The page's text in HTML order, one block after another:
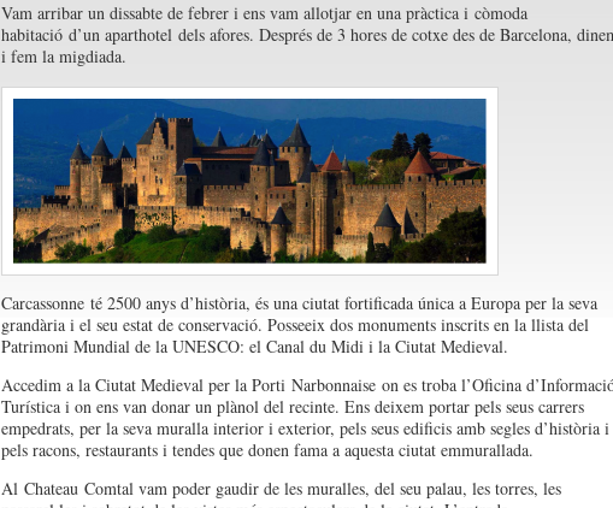
Vam arribar un dissabte de febrer i ens vam allotjar en una pràctica i còmoda
habitació d’un aparthotel dels afores. Després de 3 hores de cotxe des de Barcelona,
i fem la migdiada.
Carcassonneté 2500 anys d’història, és una ciutat fortificada única a Europa per la seva
grandària i el seu estat de conservació. Posseeix dos monuments inscrits en la llista del
Patrimoni Mundial de la UNESCO: el Canal du Midi i la Ciutat Medieval.
Accedim a la Ciutat Medieval per la Porti Narbonnaiseon es troba l’Oficina
Turística i on ens van donar un plànol del recinte. Ens deixem portar pels seus carrers
empedrats, per la seva muralla interior i exterior, pels seus edificis amb segles d’història i
pels racons, restaurants i tendes que donen fama a aquesta ciutat emmurallada.
Al ChateauComtal vam poder gaudir de les muralles, del seu palau, les torres, les